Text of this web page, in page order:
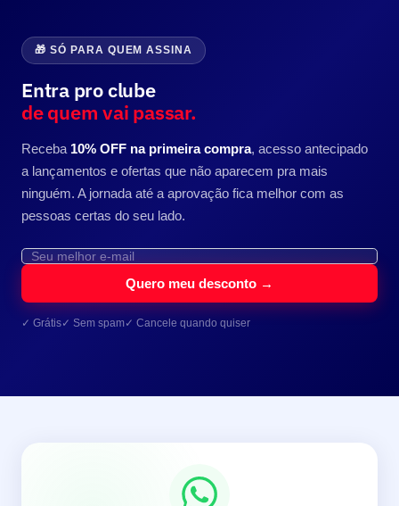
🎁 SÓ PARA QUEM ASSINA
Entra pro clube
de quem vai passar.
Receba 10% OFF na primeira compra, acesso antecipado
a lançamentos e ofertas que não aparecem pra mais
ninguém. A jornada até a aprovação fica melhor com as
pessoas certas do seu lado.
Quero meu desconto →
✓ Grátis✓ Sem spam✓ Cancele quando quiser